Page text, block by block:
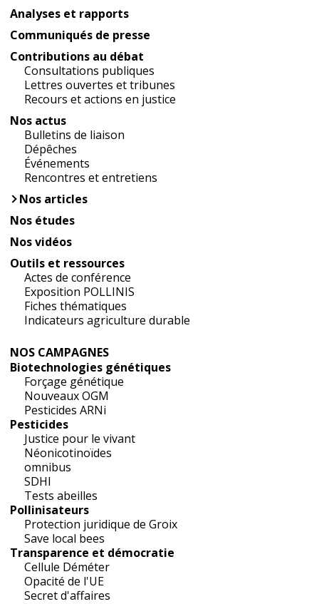
Analyses et rapports
Communiqués de presse
Contributions au débat
Consultations publiques
Lettres ouvertes et tribunes
Recours et actions en justice
Nos actus
Bulletins de liaison
Dépêches
Événements
Rencontres et entretiens
Nos articles
Nos études
Nos vidéos
Outils et ressources
Actes de conférence
Exposition POLLINIS
Fiches thématiques
Indicateurs agriculture durable
NOS CAMPAGNES
Biotechnologies génétiques
Forçage génétique
Nouveaux OGM
Pesticides ARNi
Pesticides
Justice pour le vivant
Néonicotinoïdes
omnibus
SDHI
Tests abeilles
Pollinisateurs
Protection juridique de Groix
Save local bees
Transparence et démocratie
Cellule Déméter
Opacité de l'UE
Secret d'affaires